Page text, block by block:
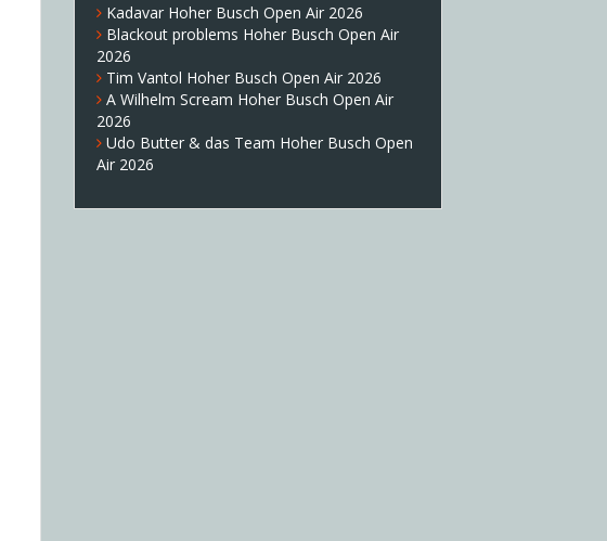
Kadavar Hoher Busch Open Air 2026
Blackout problems Hoher Busch Open Air
2026
Tim Vantol Hoher Busch Open Air 2026
A Wilhelm Scream Hoher Busch Open Air
2026
Udo Butter & das Team Hoher Busch Open
Air 2026